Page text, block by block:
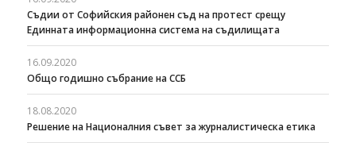
Съдии от Софийския районен съд на протест срещу
Единната информационна система на съдилищата
16.09.2020
Общо годишно събрание на ССБ
18.08.2020
Решение на Националния съвет за журналистическа етика